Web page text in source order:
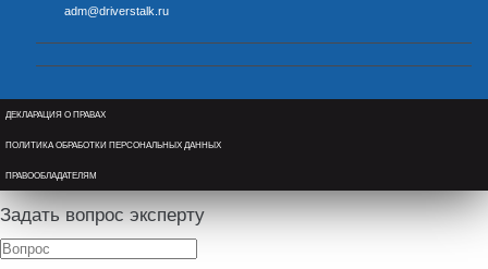
adm@driverstalk.ru
ДЕКЛАРАЦИЯ О ПРАВАХ
ПОЛИТИКА ОБРАБОТКИ ПЕРСОНАЛЬНЫХ ДАННЫХ
ПРАВООБЛАДАТЕЛЯМ
Задать вопрос эксперту